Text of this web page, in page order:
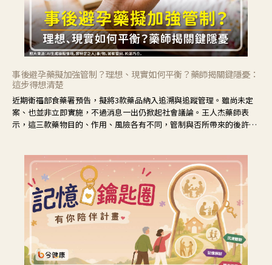
事後避孕藥擬加強管制？理想、現實如何平衡？藥師揭關鍵隱憂：
這步得想清楚
近期衛福部食藥署預告，擬將3款藥品納入追溯與追蹤管理。雖尚未定
案、也並非立即實施，不過消息一出仍掀起社會議論。王人杰藥師表
示，這三款藥物目的、作用、風險各有不同，管制與否所帶來的後許影